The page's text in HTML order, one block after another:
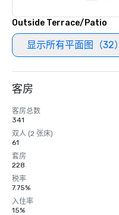
Outside Terrace/Patio
显示所有平面图（32）
客房
客房总数
341
双人 (2 张床)
61
套房
228
税率
7.75%
入住率
15%